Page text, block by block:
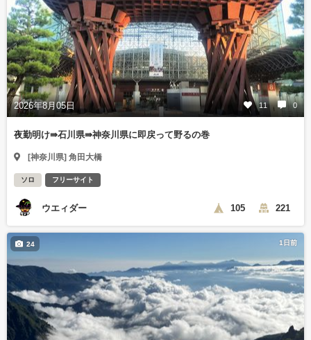
2026年8月05日 11 0
夜勤明け⇛石川県⇛神奈川県に即戻って野るの巻
[神奈川県] 角田大橋
ソロ フリーサイト
ウエィダー 105 221
1日前
24